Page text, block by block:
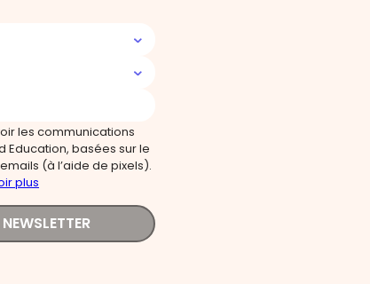
les communications
Education, basées sur le
(à l’aide de pixels).
plus